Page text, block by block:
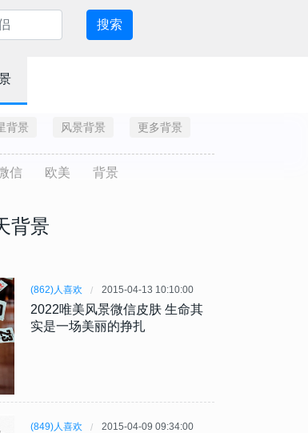
搜索
背景 风景背景 更多背景
信 欧美 背景
背景
(862)人喜欢 2015-04-13 10:10:00
2022唯美风景微信皮肤 生命其
实是一场美丽的挣扎
(849)人喜欢 2015-04-09 09:34:00